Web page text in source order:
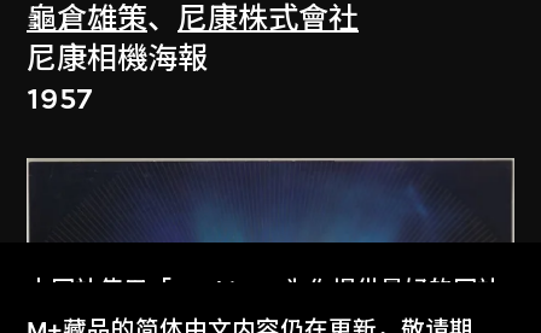
龜倉雄策、 尼康株式會社
尼康相機海報
1957
本网站使用「Cookies」为你提供最好的网站